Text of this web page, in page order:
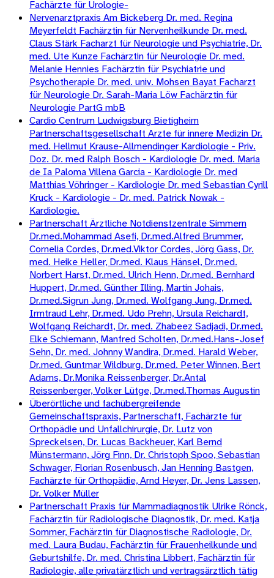
Fachärzte für Urologie-
Nervenarztpraxis Am Bickeberg Dr. med. Regina
Meyerfeldt Fachärztin für Nervenheilkunde Dr. med.
Claus Stärk Facharzt für Neurologie und Psychiatrie, Dr.
med. Ute Kunze Fachärztin für Neurologie Dr. med.
Melanie Hennies Fachärztin für Psychiatrie und
Psychotherapie Dr. med. univ. Mohsen Bayat Facharzt
für Neurologie Dr. Sarah-Maria Löw Fachärztin für
Neurologie PartG mbB
Cardio Centrum Ludwigsburg Bietigheim
Partnerschaftsgesellschaft Arzte für innere Medizin Dr.
med. Hellmut Krause-Allmendinger Kardiologie - Priv.
Doz. Dr. med Ralph Bosch - Kardiologie Dr. med. Maria
de Ia Paloma Villena Garcia - Kardiologie Dr. med
Matthias Vöhringer - Kardiologie Dr. med Sebastian Cyrill
Kruck - Kardiologie - Dr. med. Patrick Nowak -
Kardiologie.
Partnerschaft Ärztliche Notdienstzentrale Simmern
Dr.med.Mohammad Asefi, Dr.med.Alfred Brummer,
Cornelia Cordes, Dr.med.Viktor Cordes, Jörg Gass, Dr.
med. Heike Heller, Dr.med. Klaus Hänsel, Dr.med.
Norbert Harst, Dr.med. Ulrich Henn, Dr.med. Bernhard
Huppert, Dr.med. Günther Illing, Martin Johais,
Dr.med.Sigrun Jung, Dr.med. Wolfgang Jung, Dr.med.
Irmtraud Lehr, Dr.med. Udo Prehn, Ursula Reichardt,
Wolfgang Reichardt, Dr. med. Zhabeez Sadjadi, Dr.med.
Elke Schiemann, Manfred Scholten, Dr.med.Hans-Josef
Sehn, Dr. med. Johnny Wandira, Dr.med. Harald Weber,
Dr.med. Guntmar Wildburg, Dr.med. Peter Winnen, Bert
Adams, Dr.Monika Reissenberger, Dr.Antal
Reissenberger, Volker Lütge, Dr.med.Thomas Augustin
Überörtliche und fachübergreifende
Gemeinschaftspraxis, Partnerschaft, Fachärzte für
Orthopädie und Unfallchirurgie, Dr. Lutz von
Spreckelsen, Dr. Lucas Backheuer, Karl Bernd
Münstermann, Jörg Finn, Dr. Christoph Spoo, Sebastian
Schwager, Florian Rosenbusch, Jan Henning Bastgen,
Fachärzte für Orthopädie, Arnd Heyer, Dr. Jens Lassen,
Dr. Volker Müller
Partnerschaft Praxis für Mammadiagnostik Ulrike Rönck,
Fachärztin für Radiologische Diagnostik, Dr. med. Katja
Sommer, Fachärztin für Diagnostische Radiologie, Dr.
med. Laura Budau, Fachärztin für Frauenheilkunde und
Geburtshilfe, Dr. med. Christina Libbert, Fachärztin für
Radiologie, alle privatärztlich und vertragsärztlich tätig